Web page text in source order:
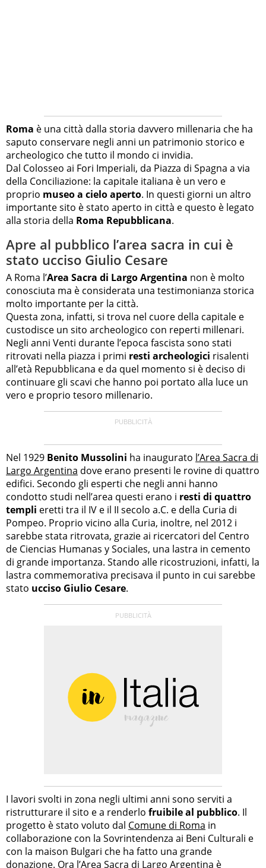
Roma è una città dalla storia davvero millenaria che ha
saputo conservare negli anni un patrimonio storico e
archeologico che tutto il mondo ci invidia.
Dal Colosseo ai Fori Imperiali, da Piazza di Spagna a via
della Conciliazione: la capitale italiana è un vero e
proprio museo a cielo aperto. In questi giorni un altro
importante sito è stato aperto in città e questo è legato
alla storia della Roma Repubblicana.
Apre al pubblico l’area sacra in cui è
stato ucciso Giulio Cesare
A Roma l’Area Sacra di Largo Argentina non è molto
conosciuta ma è considerata una testimonianza storica
molto importante per la città.
Questa zona, infatti, si trova nel cuore della capitale e
custodisce un sito archeologico con reperti millenari.
Negli anni Venti durante l’epoca fascista sono stati
ritrovati nella piazza i primi resti archeologici risalenti
all’età Repubblicana e da quel momento si è deciso di
continuare gli scavi che hanno poi portato alla luce un
vero e proprio tesoro millenario.
Nel 1929 Benito Mussolini ha inaugurato l’Area Sacra di
Largo Argentina dove erano presenti le rovine di quattro
edifici. Secondo gli esperti che negli anni hanno
condotto studi nell’area questi erano i resti di quattro
templi eretti tra il IV e il II secolo a.C. e della Curia di
Pompeo. Proprio vicino alla Curia, inoltre, nel 2012 i
sarebbe stata ritrovata, grazie ai ricercatori del Centro
de Ciencias Humanas y Sociales, una lastra in cemento
di grande importanza. Stando alle ricostruzioni, infatti, la
lastra commemorativa precisava il punto in cui sarebbe
stato ucciso Giulio Cesare.
I lavori svolti in zona negli ultimi anni sono serviti a
ristrutturare il sito e a renderlo fruibile al pubblico. Il
progetto è stato voluto dal Comune di Roma in
collaborazione con la Sovrintendenza ai Beni Culturali e
con la maison Bulgari che ha fatto una grande
donazione. Ora l’Area Sacra di Largo Argentina è